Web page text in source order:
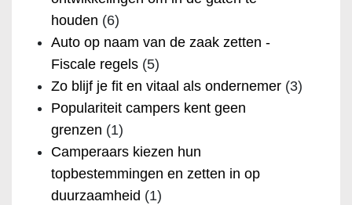
houden (6)
Auto op naam van de zaak zetten -
Fiscale regels (5)
Zo blijf je fit en vitaal als ondernemer (3)
Populariteit campers kent geen
grenzen (1)
Camperaars kiezen hun
topbestemmingen en zetten in op
duurzaamheid (1)